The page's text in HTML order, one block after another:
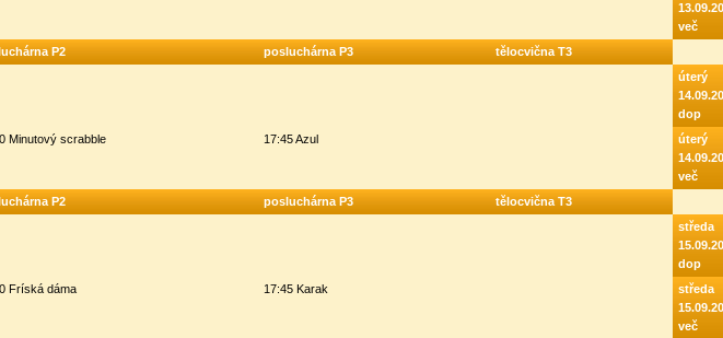
več
P2 posluchárna P3
tělocvična T3
úterý
dop
Minutový scrabble 17:45 Azul
úterý
več
P2 posluchárna P3
tělocvična T3
středa
dop
Fríská dáma 17:45 Karak
středa
več